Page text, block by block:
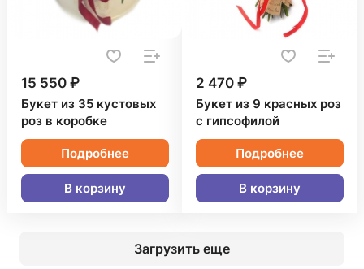
15 550 ₽
Букет из 35 кустовых
роз в коробке
Подробнее
В корзину
2 470 ₽
Букет из 9 красных роз
с гипсофилой
Подробнее
В корзину
Загрузить еще